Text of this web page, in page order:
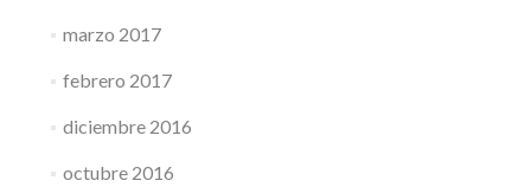
marzo 2017
febrero 2017
diciembre 2016
octubre 2016